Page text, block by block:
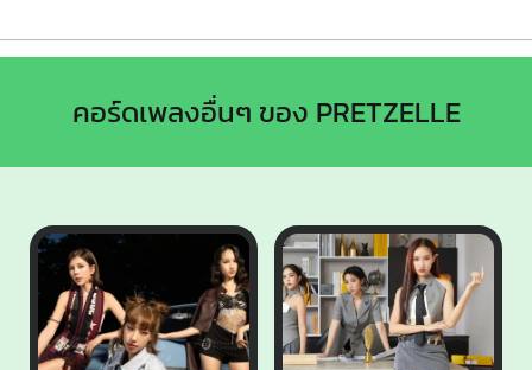
คอร์ดเพลงอื่นๆ ของ PRETZELLE